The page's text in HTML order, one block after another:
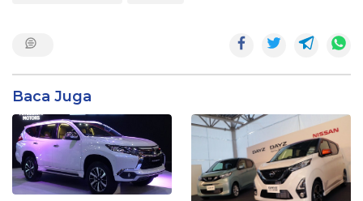
Baca Juga